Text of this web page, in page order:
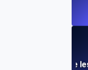
Qu'est-ce que